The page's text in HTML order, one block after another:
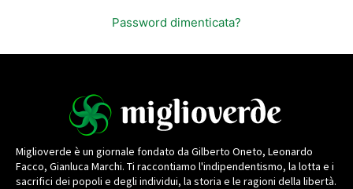
Password dimenticata?
Miglioverde è un giornale fondato da Gilberto Oneto, Leonardo
Facco, Gianluca Marchi. Ti raccontiamo l'indipendentismo, la lotta e i
sacrifici dei popoli e degli individui, la storia e le ragioni della libertà.